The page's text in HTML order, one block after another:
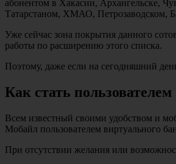
абонентом в Хакасии, Архангельске,
Татарстаном, ХМАО, Петрозаводском,
Уже сейчас зона покрытия данного
работы по расширению этого списка.
Поэтому, даже если на сегодняшний
Как стать пользователем
Всем известный своими удобством и
Мобайл пользователем виртуального
При отсутствии желания или